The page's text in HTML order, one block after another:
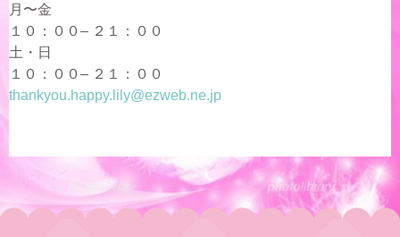
月〜金
１０：００– ２１：００
土・日
１０：００– ２１：００
thankyou.happy.lily@ezweb.ne.jp